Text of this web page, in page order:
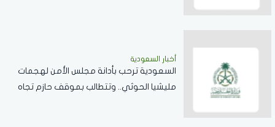
أخبار السعودية
السعودية ترحب بأدانة مجلس الأمن لهجمات
مليشيا الحوثي.. وتتطالب بموقف حازم تجاه